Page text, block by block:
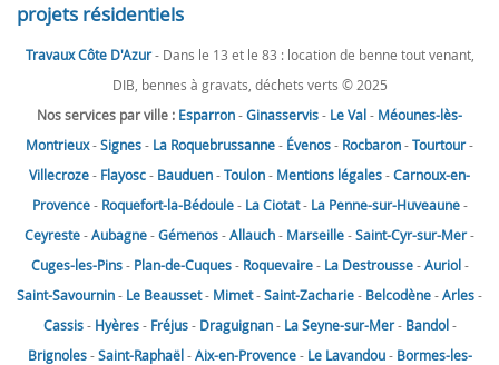
projets résidentiels
Travaux Côte D'Azur- Dans le 13 et le 83 : location de benne tout venant,
DIB, bennes à gravats, déchets verts © 2025
Nos services par ville : Esparron-Ginasservis- Le Val- Méounes-lès-
Montrieux-Signes- La Roquebrussanne- Évenos- Rocbaron-Tourtour-
Villecroze- Flayosc- Bauduen-Toulon- Mentions légales-Carnoux-en-
Provence- Roquefort-la-Bédoule- La Ciotat- La Penne-sur-Huveaune-
Ceyreste-Aubagne-Gémenos-Allauch- Marseille-Saint-Cyr-sur-Mer-
Cuges-les-Pins- Plan-de-Cuques- Roquevaire- La Destrousse-Auriol-
Saint-Savournin- Le Beausset- Mimet-Saint-Zacharie- Belcodène-Arles-
Cassis- Hyères- Fréjus- Draguignan- La Seyne-sur-Mer- Bandol-
Brignoles-Saint-Raphaël-Aix-en-Provence- Le Lavandou- Bormes-les-